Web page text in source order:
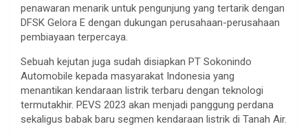
penawaran menarik untuk pengunjung yang tertarik dengan
DFSK Gelora E dengan dukungan perusahaan-perusahaan
pembiayaan terpercaya.
Sebuah kejutan juga sudah disiapkan PT Sokonindo
Automobile kepada masyarakat Indonesia yang
menantikan kendaraan listrik terbaru dengan teknologi
termutakhir. PEVS 2023 akan menjadi panggung perdana
sekaligus babak baru segmen kendaraan listrik di Tanah Air.